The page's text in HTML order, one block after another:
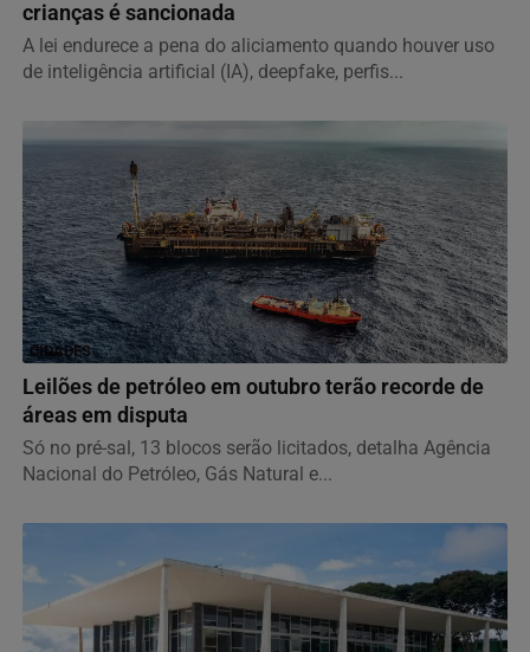
crianças é sancionada
A lei endurece a pena do aliciamento quando houver uso
de inteligência artificial (IA), deepfake, perfis...
CIDADES
Leilões de petróleo em outubro terão recorde de
áreas em disputa
Só no pré-sal, 13 blocos serão licitados, detalha Agência
Nacional do Petróleo, Gás Natural e...